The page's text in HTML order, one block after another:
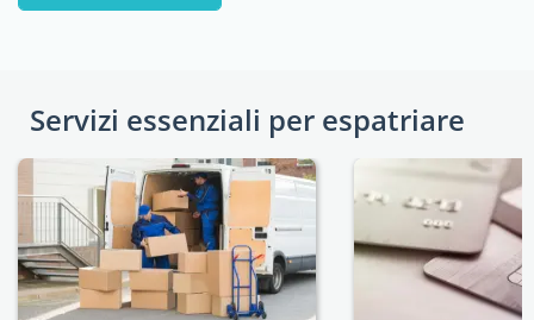
Servizi essenziali per espatriare